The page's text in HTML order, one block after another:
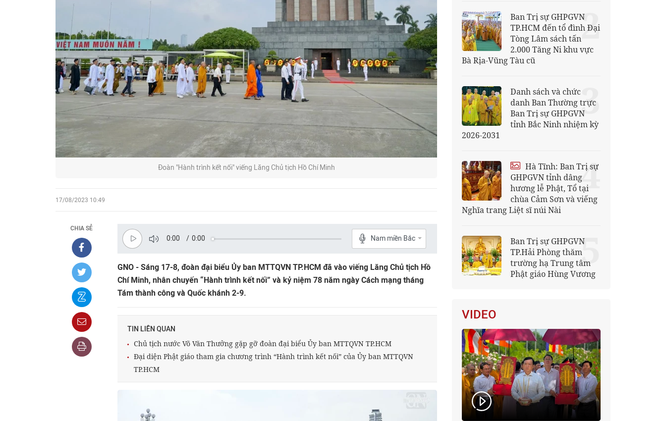
Đoàn "Hành trình kết nối" viếng Lăng Chủ tịch Hồ Chí Minh
17/08/2023 10:49
CHIA SẺ
0:00 / 0:00 Nam miền Bắc
GNO - Sáng 17-8, đoàn đại biểu Ủy ban MTTQVN TP.HCM đã vào viếng Lăng Chủ tịch Hồ
Chí Minh, nhân chuyến “Hành trình kết nối” và kỷ niệm 78 năm ngày Cách mạng tháng
Tám thành công và Quốc khánh 2-9.
TIN LIÊN QUAN
Chủ tịch nước Võ Văn Thưởng gặp gỡ đoàn đại biểu Ủy ban MTTQVN TP.HCM
Đại diện Phật giáo tham gia chương trình “Hành trình kết nối” của Ủy ban MTTQVN
TP.HCM
Ban Trị sự GHPGVN
TP.HCM đến tổ đình Đại
Tòng Lâm sách tấn
2.000 Tăng Ni khu vực
Bà Rịa-Vũng Tàu cũ
2
Danh sách và chức
danh Ban Thường trực
Ban Trị sự GHPGVN
tỉnh Bắc Ninh nhiệm kỳ
2026-2031
3
Hà Tĩnh: Ban Trị sự
GHPGVN tỉnh dâng
hương lễ Phật, Tổ tại
chùa Cảm Sơn và viếng
Nghĩa trang Liệt sĩ núi Nài
4
Ban Trị sự GHPGVN
TP.Hải Phòng thăm
trường hạ Trung tâm
Phật giáo Hùng Vương
5
VIDEO